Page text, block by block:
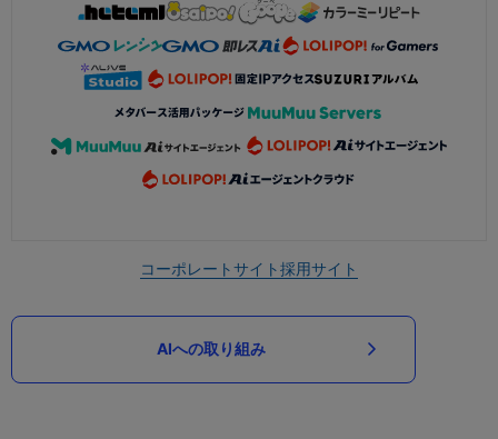
コーポレートサイト採用サイト
AIへの取り組み